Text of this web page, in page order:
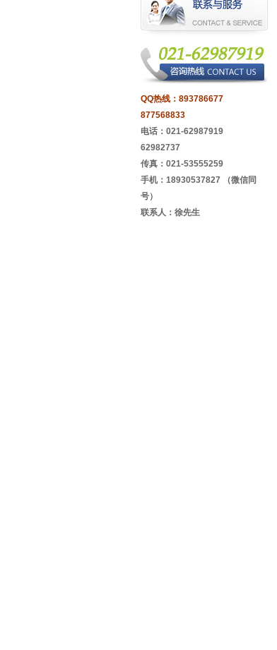
QQ热线： 893786677
877568833
电话：021-62987919
62982737
传真：021-53555259
手机：18930537827 （微信同
号）
联系人：徐先生